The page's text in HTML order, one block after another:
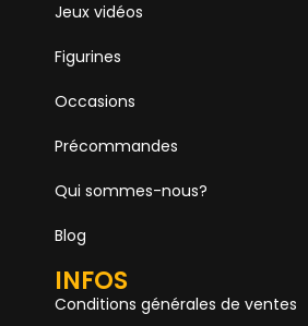
Jeux vidéos
Figurines
Occasions
Précommandes
Qui sommes-nous?
Blog
INFOS
Conditions générales de ventes